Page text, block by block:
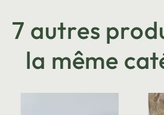
7 autres
la même